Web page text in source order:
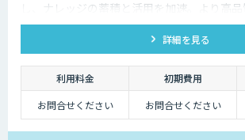
し、ナレッジの蓄積と活用を加速。より高
現し、営業力向上に貢献します。
詳細を見る
利用料金 初期費用
お問合せください
お問合せください